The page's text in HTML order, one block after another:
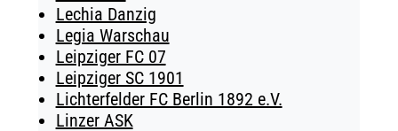
Lechia Danzig
Legia Warschau
Leipziger FC 07
Leipziger SC 1901
Lichterfelder FC Berlin 1892 e.V.
Linzer ASK